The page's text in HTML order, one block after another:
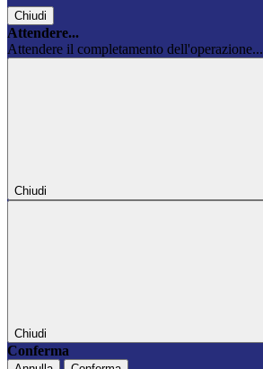
Chiudi
Attendere...
Attendere il completamento dell'operazione...
Chiudi
Chiudi
Conferma